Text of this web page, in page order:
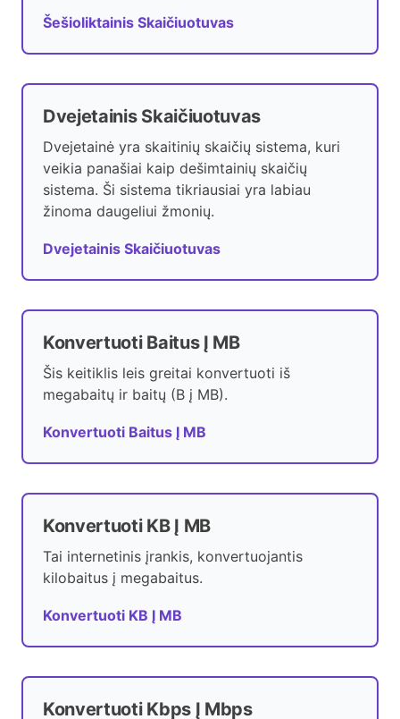
Šešioliktainis Skaičiuotuvas
Dvejetainis Skaičiuotuvas
Dvejetainė yra skaitinių skaičių sistema, kuri
veikia panašiai kaip dešimtainių skaičių
sistema. Ši sistema tikriausiai yra labiau
žinoma daugeliui žmonių.
Dvejetainis Skaičiuotuvas
Konvertuoti Baitus Į MB
Šis keitiklis leis greitai konvertuoti iš
megabaitų ir baitų (B į MB).
Konvertuoti Baitus Į MB
Konvertuoti KB Į MB
Tai internetinis įrankis, konvertuojantis
kilobaitus į megabaitus.
Konvertuoti KB Į MB
Konvertuoti Kbps Į Mbps